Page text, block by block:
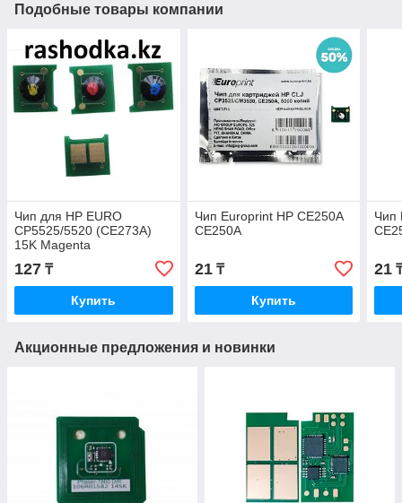
Подобные товары компании
Чип для HP EURO
CP5525/5520 (CE273A)
15K Magenta
127 ₸
Купить
Чип Europrint HP CE250A
CE250A
21₸
Купить
Чип
21
Акционные предложения и новинки